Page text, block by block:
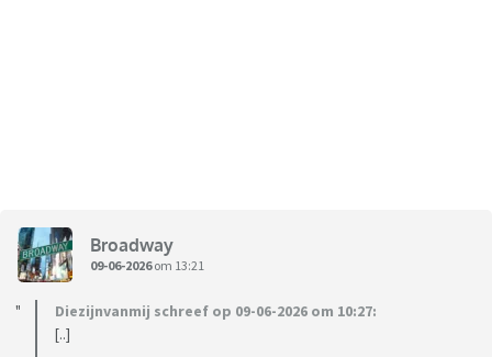
Broadway
09-06-2026om 13:21
Diezijnvanmij schreef op 09-06-2026 om 10:27:
[..]